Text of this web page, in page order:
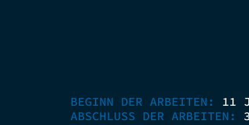
BEGINN DER ARBEITEN: 11
ABSCHLUSS DER ARBEITEN: